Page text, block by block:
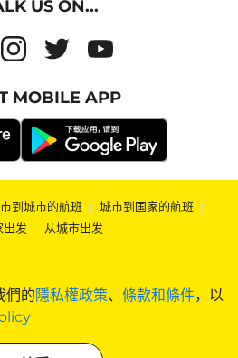
們的隱私權政策、 條款和條件，以
US ON...
MOBILE APP
到城市的航班 | 城市到国家的航班 |
出发 | 从城市出发